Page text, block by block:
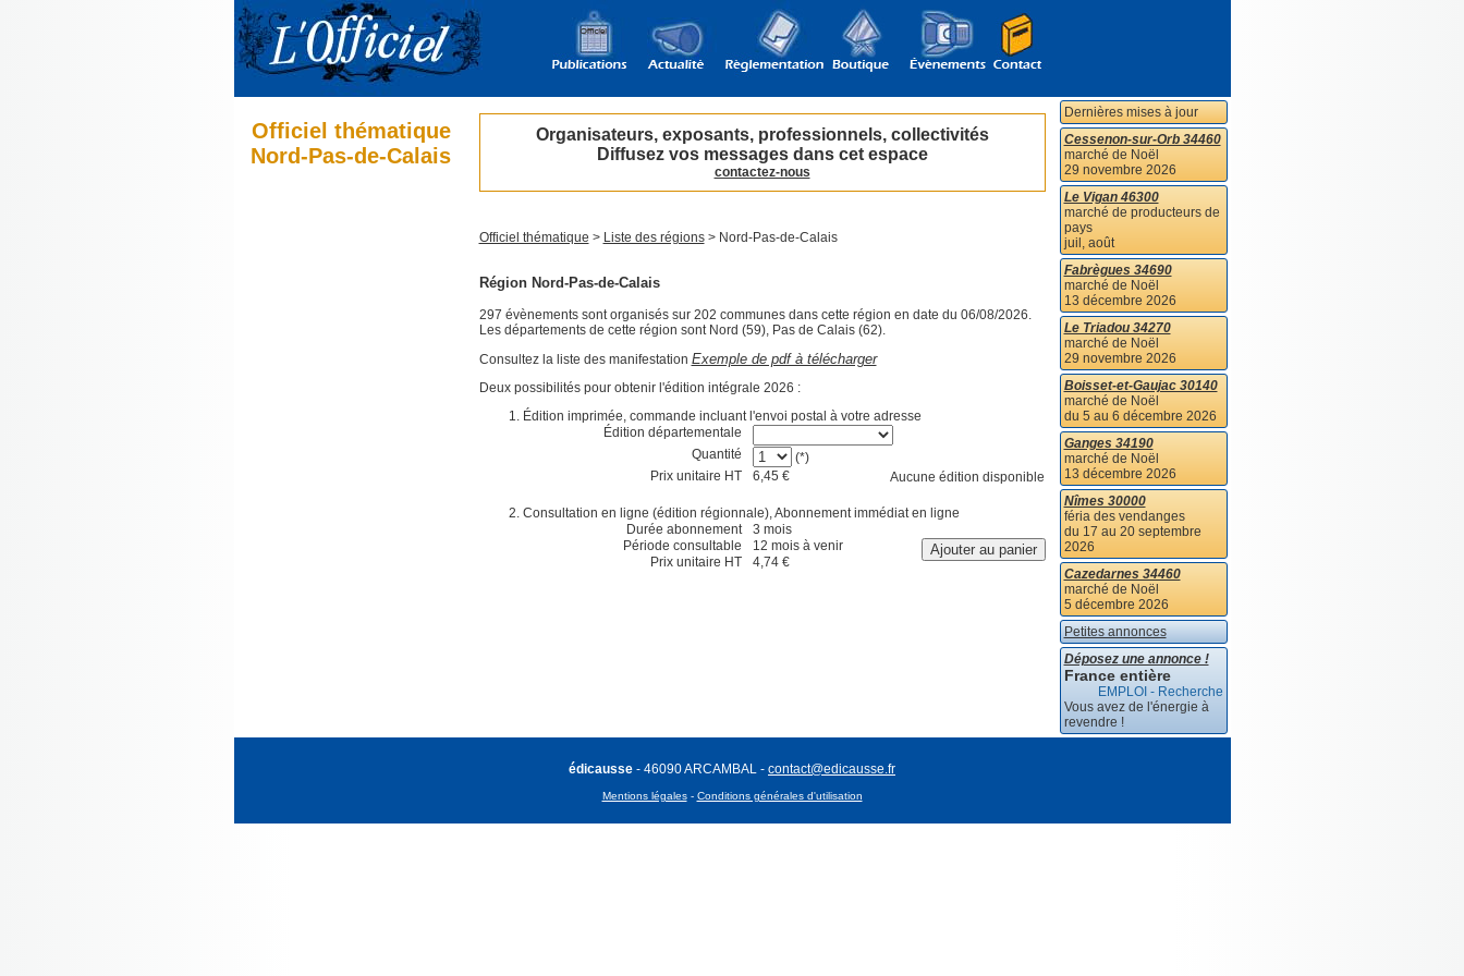
Officiel thématique
Nord-Pas-de-Calais
Organisateurs, exposants, professionnels, collectivités
Diffusez vos messages dans cet espace
contactez-nous
Officiel thématique > Liste des régions> Nord-Pas-de-Calais
Région Nord-Pas-de-Calais
297 évènements sont organisés sur 202 communes dans cette région en date du 06/08/2026.
Les départements de cette région sont Nord (59), Pas de Calais (62).
Consultez la liste des manifestation Exemple de pdf à télécharger
Deux possibilités pour obtenir l'édition intégrale 2026 :
Édition imprimée, commande incluant l'envoi postal à votre adresse
Édition départementale
Quantité
(*)
Aucune édition disponible
Prix unitaire HT 6,45 €
Consultation en ligne (édition régionnale), Abonnement immédiat en ligne
Durée abonnement
3 mois
Période consultable
12 mois à venir
Prix unitaire HT
4,74 €
Dernières mises à jour
Cessenon-sur-Orb 34460
marché de Noël
29 novembre 2026
Le Vigan 46300
marché de producteurs de
pays
juil, août
Fabrègues 34690
marché de Noël
13 décembre 2026
Le Triadou 34270
marché de Noël
29 novembre 2026
Boisset-et-Gaujac 30140
marché de Noël
du 5 au 6 décembre 2026
Ganges 34190
marché de Noël
13 décembre 2026
Nîmes 30000
féria des vendanges
du 17 au 20 septembre
2026
Cazedarnes 34460
marché de Noël
5 décembre 2026
Petites annonces
Déposez une annonce !
France entière
EMPLOI - Recherche
Vous avez de l'énergie à
revendre !
édicausse - 46090 ARCAMBAL - contact@edicausse.fr
Mentions légales- Conditions générales d'utilisation